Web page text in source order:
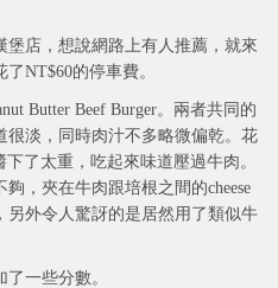
店，想說網路上有人推薦，就來
NT$60的停車費。
Butter Beef Burger。兩者共同的
淡，同時肉汁不多略微偏乾。花
了太重，吃起來味道壓過牛肉。
，夾在牛肉跟培根之間的cheese
另外令人驚訝的是居然用了類似牛
一些分數。